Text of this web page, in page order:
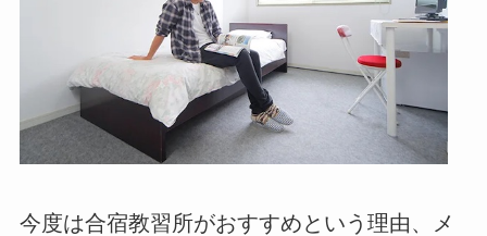
今度は合宿教習所がおすすめという理由、メ